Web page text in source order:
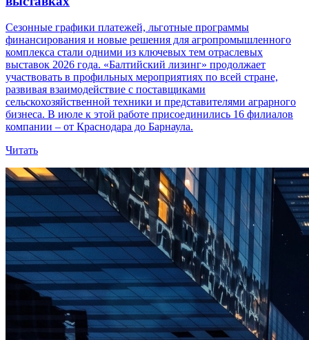
Сезонные графики платежей, льготные программы
финансирования и новые решения для агропромышленного
комплекса стали одними из ключевых тем отраслевых
выставок 2026 года. «Балтийский лизинг» продолжает
участвовать в профильных мероприятиях по всей стране,
развивая взаимодействие с поставщиками
сельскохозяйственной техники и представителями аграрного
бизнеса. В июле к этой работе присоединились 16 филиалов
компании – от Краснодара до Барнаула.
Читать